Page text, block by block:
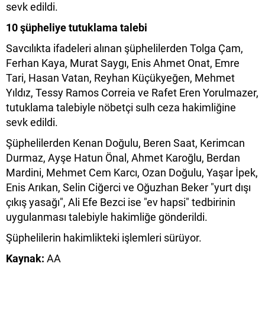
sevk edildi.
10 şüpheliye tutuklama talebi
Savcılıkta ifadeleri alınan şüphelilerden Tolga Çam,
Ferhan Kaya, Murat Saygı, Enis Ahmet Onat, Emre
Tari, Hasan Vatan, Reyhan Küçükyeğen, Mehmet
Yıldız, Tessy Ramos Correia ve Rafet Eren Yorulmazer,
tutuklama talebiyle nöbetçi sulh ceza hakimliğine
sevk edildi.
Şüphelilerden Kenan Doğulu, Beren Saat, Kerimcan
Durmaz, Ayşe Hatun Önal, Ahmet Karoğlu, Berdan
Mardini, Mehmet Cem Karcı, Ozan Doğulu, Yaşar İpek,
Enis Arıkan, Selin Ciğerci ve Oğuzhan Beker "yurt dışı
çıkış yasağı", Ali Efe Bezci ise "ev hapsi" tedbirinin
uygulanması talebiyle hakimliğe gönderildi.
Şüphelilerin hakimlikteki işlemleri sürüyor.
Kaynak: AA